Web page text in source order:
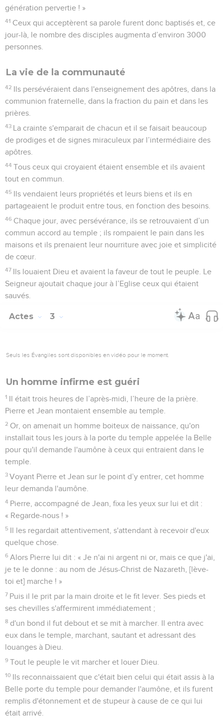
génération pervertie ! »
41 Ceux qui acceptèrent sa parole furent donc baptisés et, ce
jour-là, le nombre des disciples augmenta d’environ 3000
personnes.
La vie de la communauté
42 Ils persévéraient dans l'enseignement des apôtres, dans la
communion fraternelle, dans la fraction du pain et dans les
prières.
43 La crainte s'emparait de chacun et il se faisait beaucoup
de prodiges et de signes miraculeux par l’intermédiaire des
apôtres.
44 Tous ceux qui croyaient étaient ensemble et ils avaient
tout en commun.
45 Ils vendaient leurs propriétés et leurs biens et ils en
partageaient le produit entre tous, en fonction des besoins.
46 Chaque jour, avec persévérance, ils se retrouvaient d’un
commun accord au temple ; ils rompaient le pain dans les
maisons et ils prenaient leur nourriture avec joie et simplicité
de cœur.
47 Ils louaient Dieu et avaient la faveur de tout le peuple. Le
Seigneur ajoutait chaque jour à l’Eglise ceux qui étaient
sauvés.
Actes 3
Seuls les Évangiles sont disponibles en vidéo pour le moment.
Un homme infirme est guéri
1 Il était trois heures de l’après-midi, l’heure de la prière.
Pierre et Jean montaient ensemble au temple.
2 Or, on amenait un homme boiteux de naissance, qu'on
installait tous les jours à la porte du temple appelée la Belle
pour qu'il demande l'aumône à ceux qui entraient dans le
temple.
3 Voyant Pierre et Jean sur le point d’y entrer, cet homme
leur demanda l'aumône.
4 Pierre, accompagné de Jean, fixa les yeux sur lui et dit :
« Regarde-nous ! »
5 Il les regardait attentivement, s'attendant à recevoir d'eux
quelque chose.
6 Alors Pierre lui dit : « Je n'ai ni argent ni or, mais ce que j'ai,
je te le donne : au nom de Jésus-Christ de Nazareth, [lève-
toi et] marche ! »
7 Puis il le prit par la main droite et le fit lever. Ses pieds et
ses chevilles s'affermirent immédiatement ;
8 d'un bond il fut debout et se mit à marcher. Il entra avec
eux dans le temple, marchant, sautant et adressant des
louanges à Dieu.
9 Tout le peuple le vit marcher et louer Dieu.
10 Ils reconnaissaient que c'était bien celui qui était assis à la
Belle porte du temple pour demander l'aumône, et ils furent
remplis d'étonnement et de stupeur à cause de ce qui lui
était arrivé.